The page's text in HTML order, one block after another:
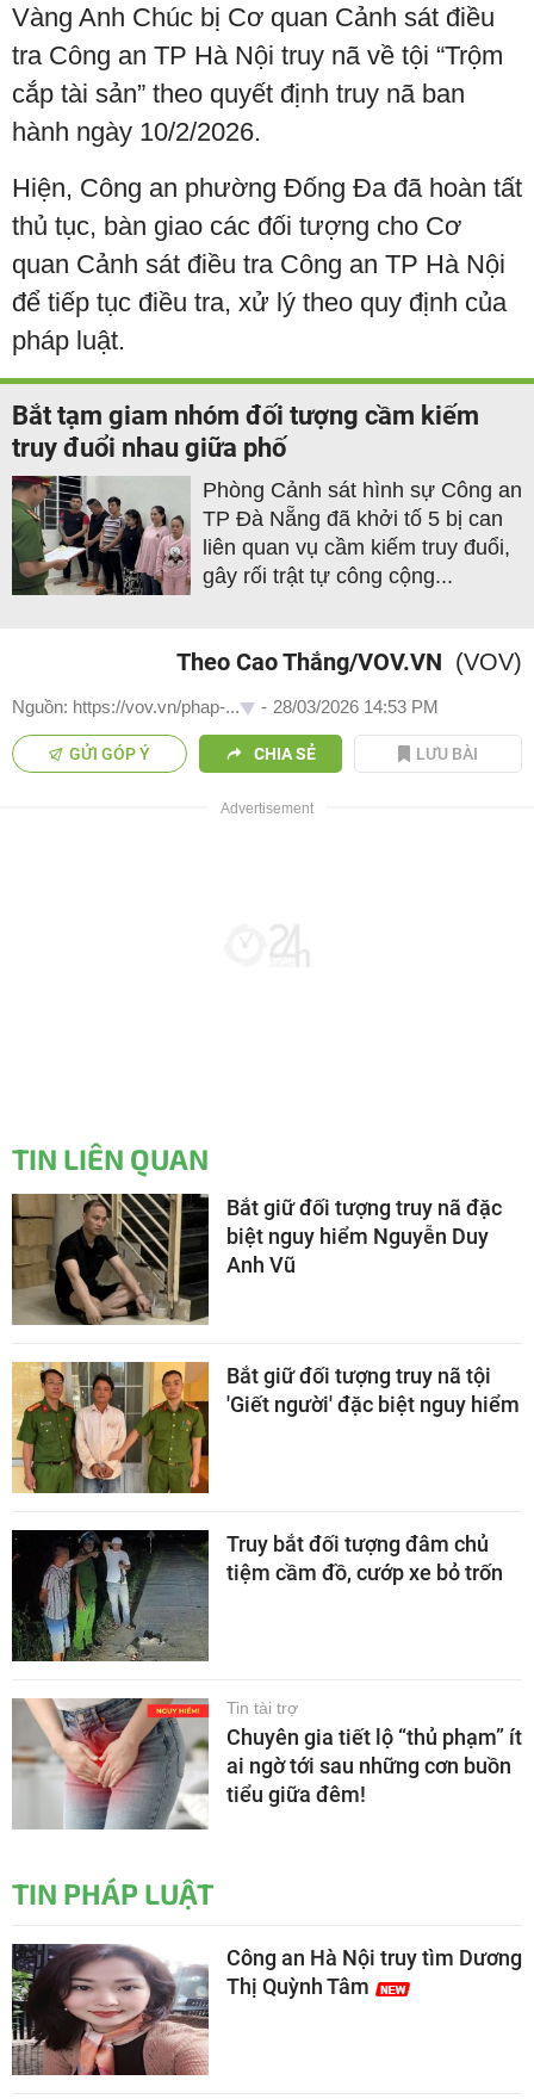
Vàng Anh Chúc bị Cơ quan Cảnh sát điều
tra Công an TP Hà Nội truy nã về tội “Trộm
cắp tài sản” theo quyết định truy nã ban
hành ngày 10/2/2026.
Hiện, Công an phường Đống Đa đã hoàn tất
thủ tục, bàn giao các đối tượng cho Cơ
quan Cảnh sát điều tra Công an TP Hà Nội
để tiếp tục điều tra, xử lý theo quy định của
pháp luật.
Bắt tạm giam nhóm đối tượng cầm kiếm
truy đuổi nhau giữa phố
Phòng Cảnh sát hình sự Công an
TP Đà Nẵng đã khởi tố 5 bị can
liên quan vụ cầm kiếm truy đuổi,
gây rối trật tự công cộng...
Theo Cao Thắng/VOV.VN (VOV)
Nguồn: https://vov.vn/phap-... - 28/03/2026 14:53 PM
GỬI GÓP Ý CHIA SẺ LƯU BÀI
TIN LIÊN QUAN
Bắt giữ đối tượng truy nã đặc
biệt nguy hiểm Nguyễn Duy
Anh Vũ
Bắt giữ đối tượng truy nã tội
'Giết người' đặc biệt nguy hiểm
Truy bắt đối tượng đâm chủ
tiệm cầm đồ, cướp xe bỏ trốn
Tin tài trợ
Chuyên gia tiết lộ “thủ phạm” ít
ai ngờ tới sau những cơn buồn
tiểu giữa đêm!
TIN PHÁP LUẬT
Công an Hà Nội truy tìm Dương
Thị Quỳnh Tâm